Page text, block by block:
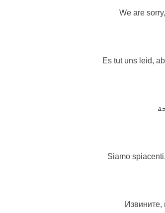
We are
Es tut uns leid,
Siamo
Извините,